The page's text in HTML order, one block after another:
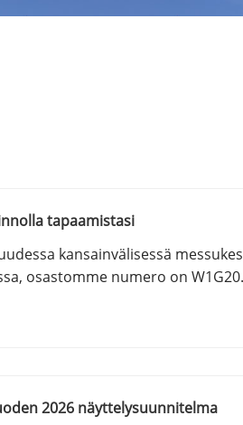
tapaamistasi
kansainvälisessä
osastomme numero on W1G20.
2026 näyttelysuunnitelma